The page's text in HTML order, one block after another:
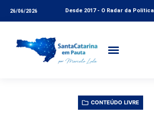
26/06/2026 Desde 2017 - O Radar da Política
CONTEÚDO LIVRE